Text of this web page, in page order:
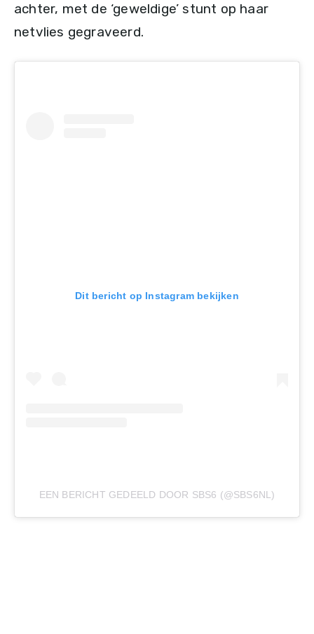
achter, met de ‘geweldige’ stunt op haar
netvlies gegraveerd.
Dit bericht op Instagram bekijken
EEN BERICHT GEDEELD DOOR SBS6 (@SBS6NL)